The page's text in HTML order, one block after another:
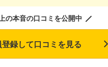
の本音の口コミを公開中
録して口コミを見る